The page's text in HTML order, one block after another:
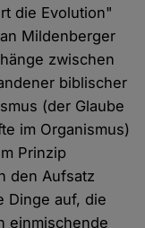
die Evolution"
Mildenberger
zwischen
biblischer
(der Glaube
im Organismus)
Prinzip
den Aufsatz
Dinge auf, die
einmischende